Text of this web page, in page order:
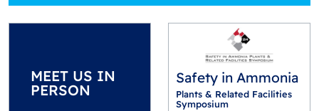
MEET US IN
PERSON
Safety in Ammonia
Plants & Related Facilities
Symposium